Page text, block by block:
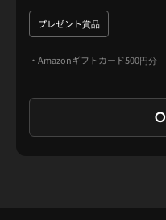
キャンペーンに関する注意事項
・キャンペーンに関するすべての
プレゼント賞品
・Amazonギフトカード500円分